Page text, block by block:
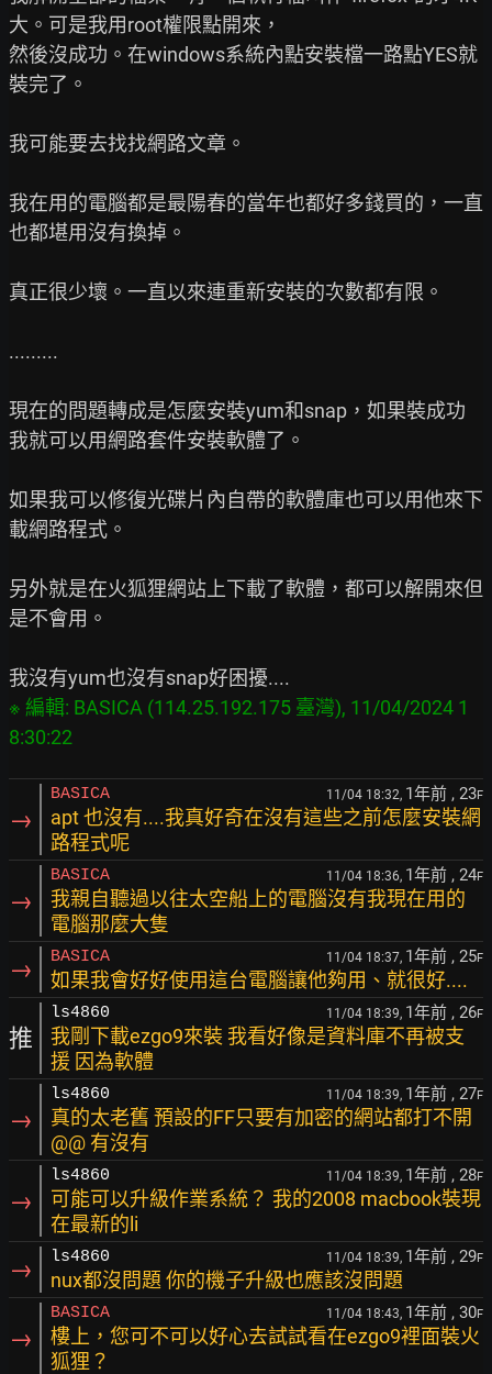
大。可是我用root權限點開來，
然後沒成功。在windows系統內點安裝檔一路點YES就
裝完了。
我可能要去找找網路文章。
我在用的電腦都是最陽春的當年也都好多錢買的，一直
也都堪用沒有換掉。
真正很少壞。一直以來連重新安裝的次數都有限。
.........
現在的問題轉成是怎麼安裝yum和snap，如果裝成功
我就可以用網路套件安裝軟體了。
如果我可以修復光碟片內自帶的軟體庫也可以用他來下
載網路程式。
另外就是在火狐狸網站上下載了軟體，都可以解開來但
是不會用。
※ 編輯: BASICA (114.25.192.175 臺灣), 11/04/2024 1
→
BASICA 11/04 18:32, 1年前 , 23F
apt 也沒有....我真好奇在沒有這些之前怎麼安裝網
路程式呢
→
BASICA 11/04 18:36, 1年前 , 24F
我親自聽過以往太空船上的電腦沒有我現在用的
電腦那麼大隻
→ BASICA 11/04 18:37, 1年前 , 25F
如果我會好好使用這台電腦讓他夠用、就很好....
推
ls4860 11/04 18:39, 1年前 , 26F
我剛下載ezgo9來裝 我看好像是資料庫不再被支
援 因為軟體
→
ls4860 11/04 18:39, 1年前 , 27F
真的太老舊 預設的FF只要有加密的網站都打不開
@@ 有沒有
→
ls4860 11/04 18:39, 1年前 , 28F
可能可以升級作業系統？ 我的2008 macbook裝現
在最新的li
→ ls4860 11/04 18:39, 1年前 , 29F
nux都沒問題 你的機子升級也應該沒問題
→
BASICA 11/04 18:43, 1年前 , 30F
樓上，您可不可以好心去試試看在ezgo9裡面裝火
狐狸？